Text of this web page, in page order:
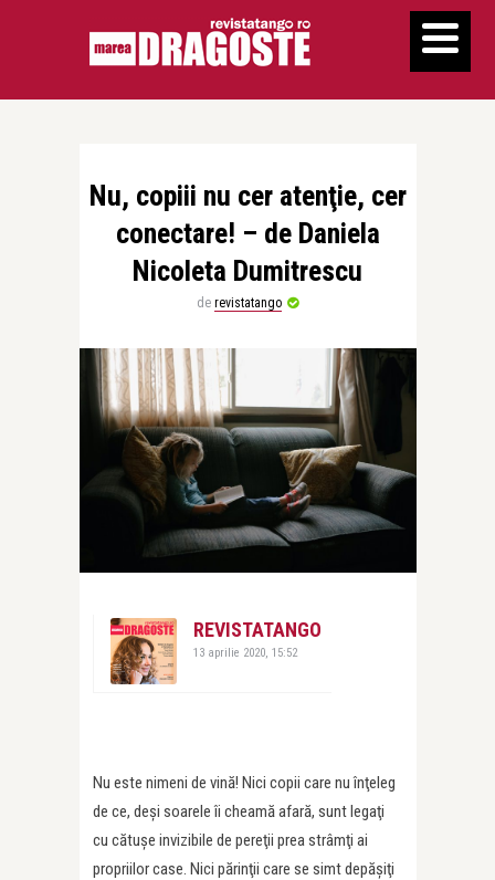
Nu, copiii nu cer atenţie, cer
conectare! – de Daniela
Nicoleta Dumitrescu
de revistatango
REVISTATANGO
13 aprilie 2020, 15:52
Nu este nimeni de vină! Nici copii care nu înţeleg
de ce, deşi soarele îi cheamă afară, sunt legaţi
cu cătuşe invizibile de pereţii prea strâmţi ai
propriilor case. Nici părinţii care se simt depăşiţi